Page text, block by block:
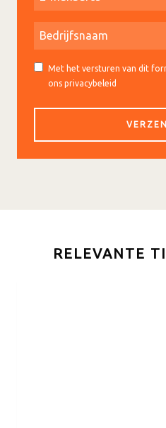
Met het versturen van dit
ons privacybeleid
RELEVANTE